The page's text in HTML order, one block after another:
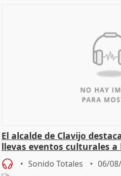
El alcalde de Clavijo
llevas eventos culturales a
Sonido Totales 06/